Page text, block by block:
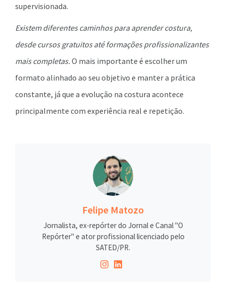
supervisionada.
Existem diferentes caminhos para aprender costura,
desde cursos gratuitos até formações profissionalizantes
mais completas. O mais importante é escolher um
formato alinhado ao seu objetivo e manter a prática
constante, já que a evolução na costura acontece
principalmente com experiência real e repetição.
Felipe Matozo
Jornalista, ex-repórter do Jornal e Canal "O
Repórter" e ator profissional licenciado pelo
SATED/PR.